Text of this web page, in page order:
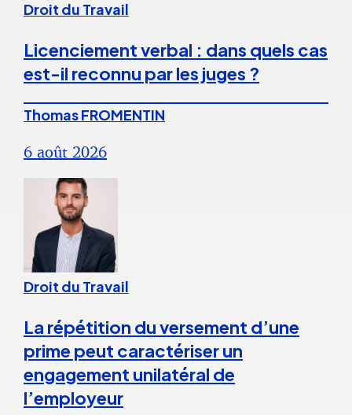
Droit du Travail
Licenciement verbal : dans quels cas
est-il reconnu par les juges ?
Thomas FROMENTIN
6 août 2026
Droit du Travail
La répétition du versement d’une
prime peut caractériser un
engagement unilatéral de
l’employeur